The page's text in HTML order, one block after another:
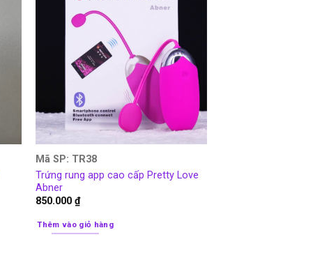
Mã SP: TR38
Trứng rung app cao cấp Pretty Love
Abner
850.000 ₫
Thêm vào giỏ hàng